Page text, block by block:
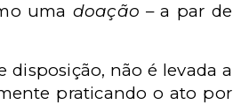
uma doação – a par de
não é levada a
praticando o ato por